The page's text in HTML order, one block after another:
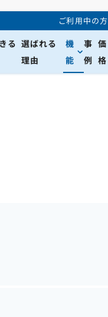
ご利用中の方
る 選ばれる
理由
機
能
事
例
価
格